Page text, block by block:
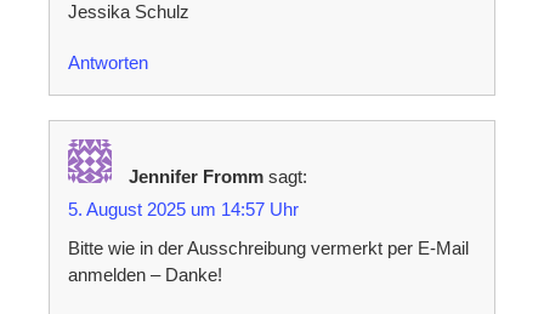
Jessika Schulz
Antworten
Jennifer Fromm sagt:
5. August 2025 um 14:57 Uhr
Bitte wie in der Ausschreibung vermerkt per E-Mail
anmelden – Danke!